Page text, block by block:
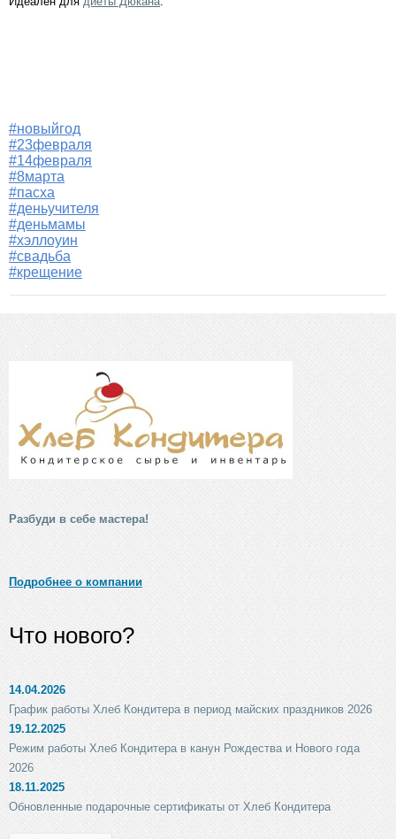
#новыйгод
#23февраля
#14февраля
#8марта
#пасха
#деньучителя
#деньмамы
#хэллоуин
#свадьба
#крещение
Разбуди в себе мастера!
Подробнее о компании
Что нового?
14.04.2026
График работы Хлеб Кондитера в период майских праздников 2026
19.12.2025
Режим работы Хлеб Кондитера в канун Рождества и Нового года
2026
18.11.2025
Обновленные подарочные сертификаты от Хлеб Кондитера